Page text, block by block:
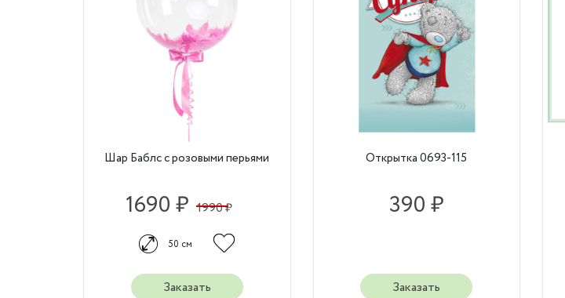
Шар Баблс с розовыми перьями
1690 ₽ 1990 ₽
50 см
Заказать
Открытка 0693-115
390 ₽
Заказать